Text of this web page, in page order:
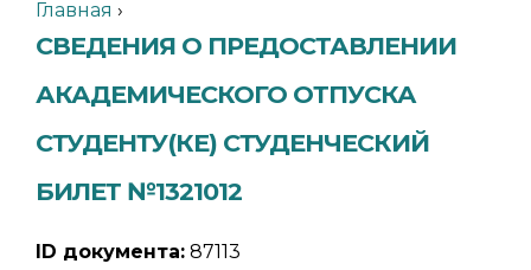
Главная ›
СВЕДЕНИЯ О ПРЕДОСТАВЛЕНИИ
АКАДЕМИЧЕСКОГО ОТПУСКА
СТУДЕНТУ(КЕ) СТУДЕНЧЕСКИЙ
БИЛЕТ №1321012
ID документа: 87113